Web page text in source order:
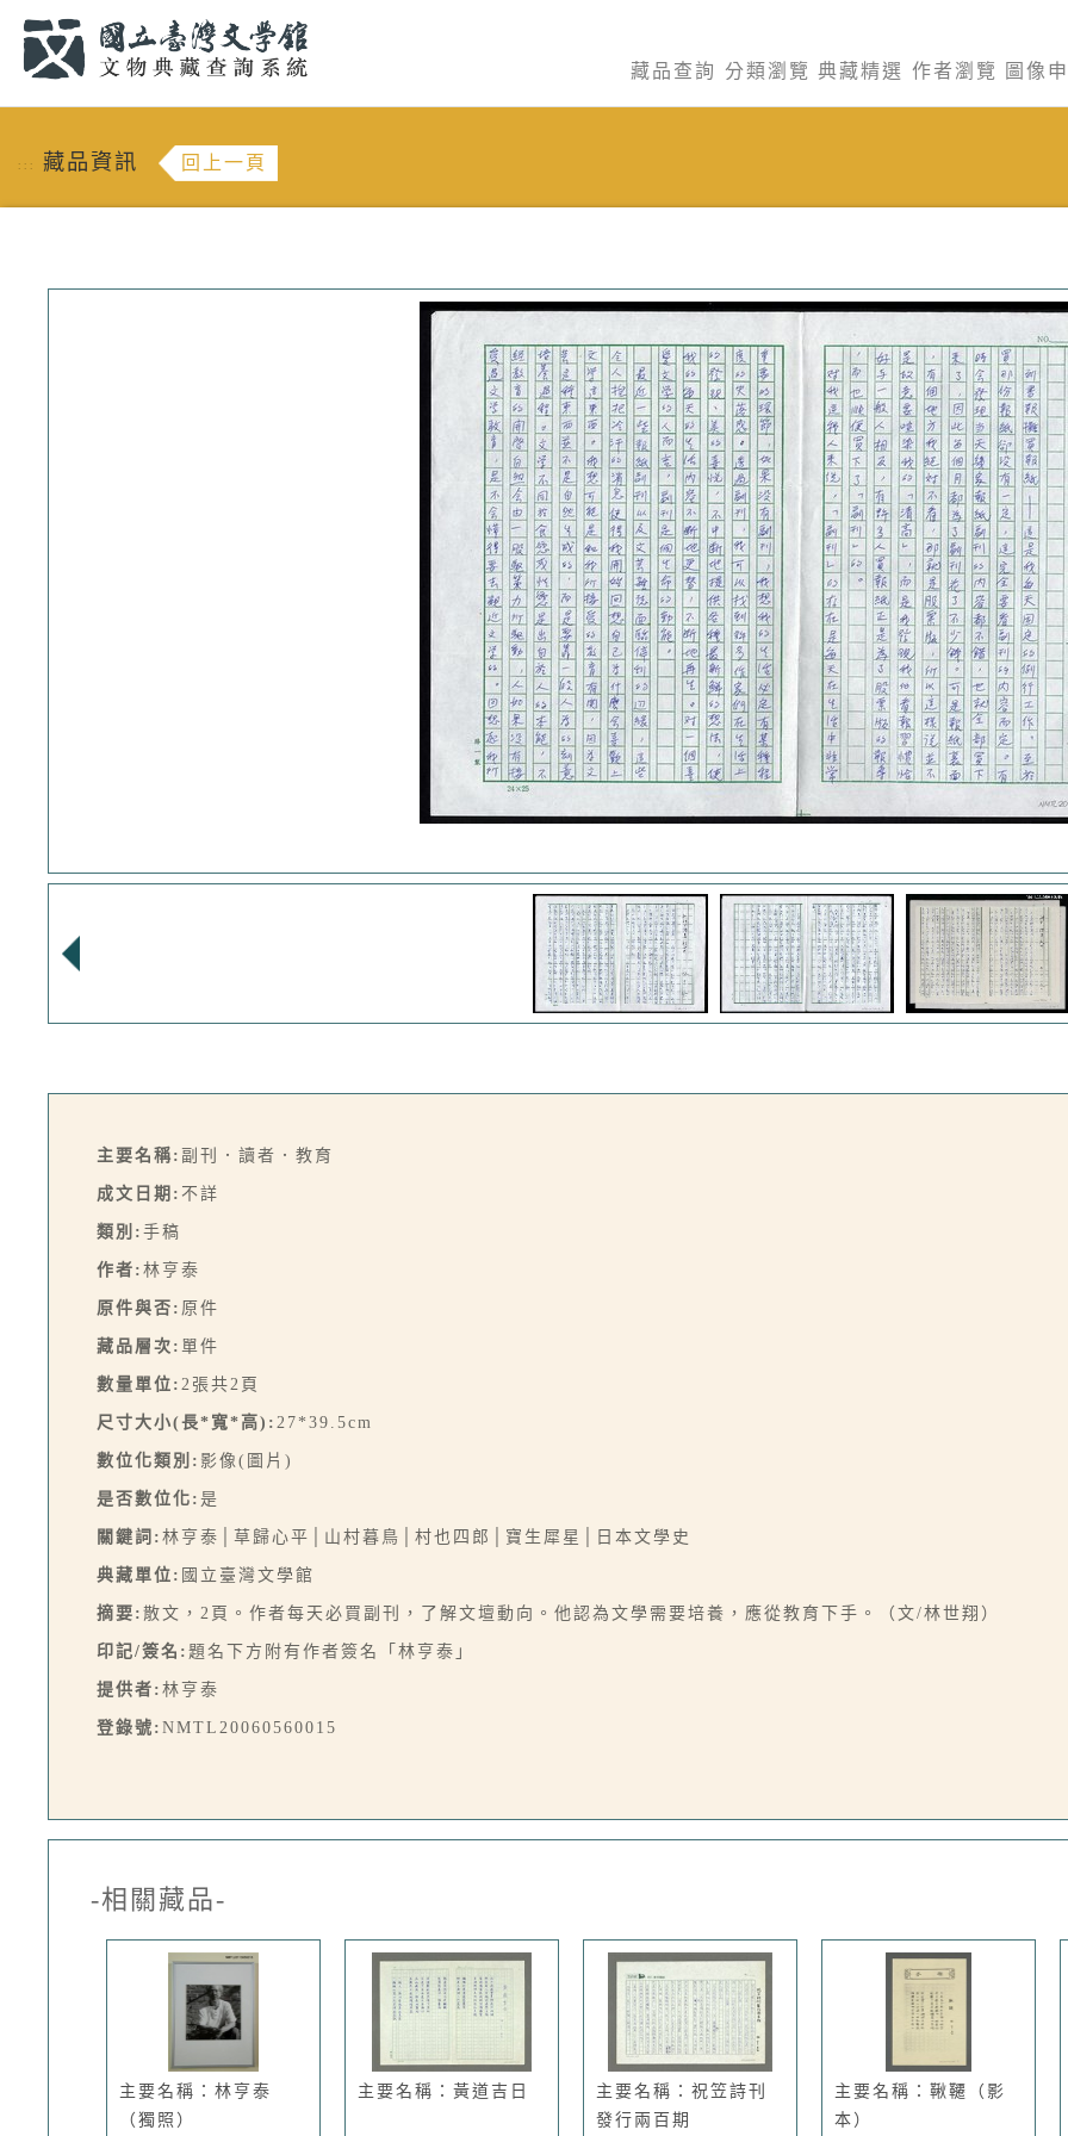
藏品查詢 分類瀏覽 典藏精選 作者瀏覽 圖像
::: 藏品資訊 回上一頁
主要名稱: 副刊．讀者．教育
成文日期: 不詳
類別: 手稿
作者: 林亨泰
原件與否: 原件
藏品層次: 單件
數量單位: 2張共2頁
尺寸大小(長*寬*高): 27*39.5cm
數位化類別: 影像(圖片)
是否數位化: 是
關鍵詞: 林亨泰│草歸心平│山村暮鳥│村也四郎│寶生犀星│日本文學史
典藏單位: 國立臺灣文學館
摘要: 散文，2頁。作者每天必買副刊，了解文壇動向。他認為文學需要培養，應從教育下手。（文/林世翔）
印記/簽名: 題名下方附有作者簽名「林亨泰」
提供者: 林亨泰
登錄號: NMTL20060560015
-相關藏品-
主要名稱：林亨泰
（獨照）
主要名稱：黃道吉日
主要名稱：祝笠詩刊
發行兩百期
主要名稱：鞦韆（影
本）